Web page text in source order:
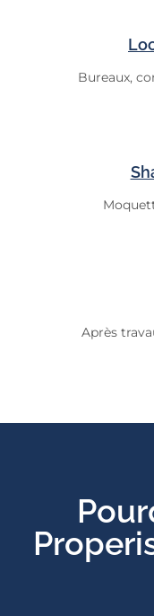
Bureaux,
Après